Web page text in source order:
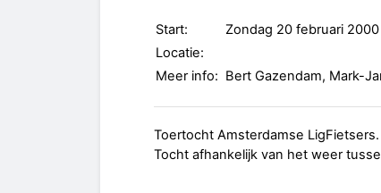
Start:
Zondag 20 februari 2000
Locatie:
Meer info: Bert Gazendam, Mark-
Toertocht Amsterdamse
Tocht afhankelijk van het weer